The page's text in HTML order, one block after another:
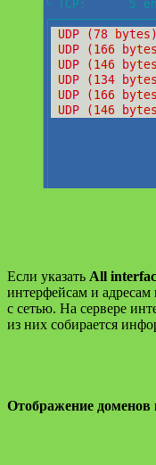
Если указать All
интерфейсам и адресам
с сетью. На сервере
из них собирается
Отображение